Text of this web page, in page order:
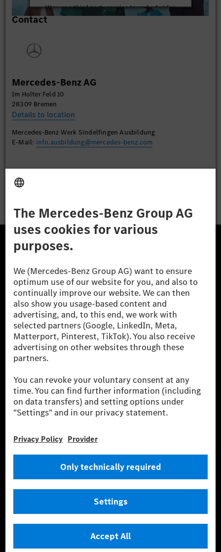
We use a third party service to embed video
content that may collect data about your activity.
Contact
Mercedes-Benz AG
Im Holter Feld 10
28309 Bremen
Details to location
Mercedes-Benz Werk Sindelfingen Ausbildung
E-Mail: info.ausbildung@mercedes-benz.com
The Mercedes-Benz Group AG (former Daimler AG) is
one of the world's most successful automotive
companies. With Mercedes-Benz AG, we are one of
the leading global suppliers of premium and luxury
cars and vans. Mercedes-Benz Mobility AG offers
financing, leasing, car subscription and car rental,
fleet management, digital services for charging and
payment, insurance brokerage, as well as innovative
mobility services.
Learn more
Technical Support Hotline Contact
Locations
Do not sell or share my personal information (CCPA & CPRA)